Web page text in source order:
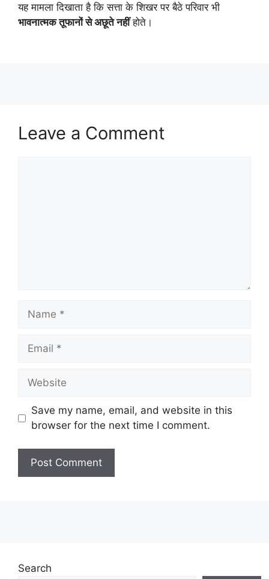
यह मामला दिखाता है कि सत्ता के शिखर पर बैठे परिवार भी
भावनात्मकतूफानोंसेअछूतेनहींहोते।
Leave a Comment
Name
Email
Website
Save my name, email, and website in this
browser for the next time I comment.
Search